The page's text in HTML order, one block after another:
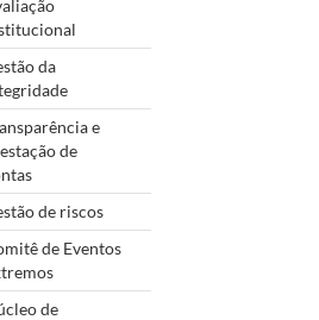
da
e
de
de riscos
de Eventos
de